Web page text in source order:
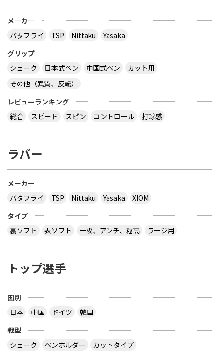
メーカー
バタフライ
TSP Nittaku
Yasaka
グリップ
シェーク
日本式ペン 中国式ペン
カット用
その他（異質、反転）
レビューランキング
総合
スピード スピン コントロール 打球感
ラバー
メーカー
バタフライ
TSP Nittaku Yasaka
XIOM
タイプ
裏ソフト
表ソフト 一枚、アンチ、粒高 ラージ用
トップ選手
国別
日本
中国 ドイツ
韓国
戦型
シェーク
ペンホルダー カットタイプ